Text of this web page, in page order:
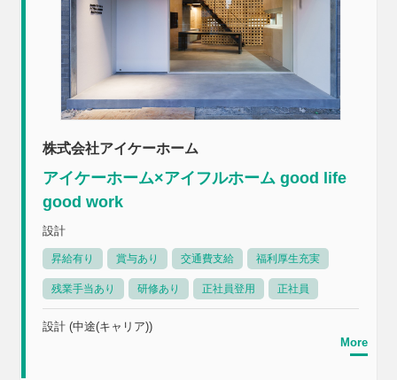
株式会社アイケーホーム
アイケーホーム×アイフルホーム good life
good work
設計
昇給有り 賞与あり 交通費支給 福利厚生充実
残業手当あり 研修あり 正社員登用 正社員
設計 (中途(キャリア))
More